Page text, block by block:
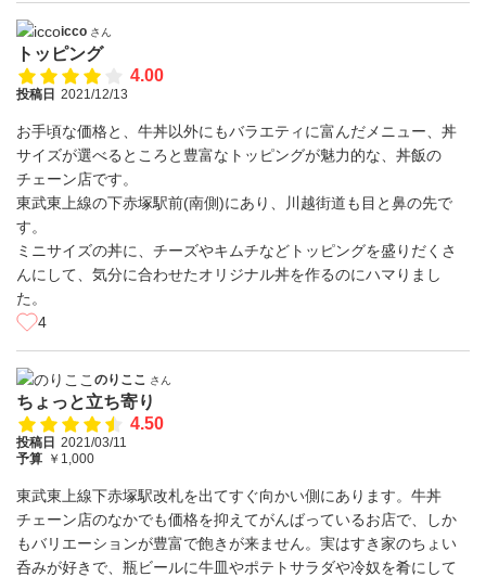
icco さん
トッピング
4.00
投稿日 2021/12/13
お手頃な価格と、牛丼以外にもバラエティに富んだメニュー、丼
サイズが選べるところと豊富なトッピングが魅力的な、丼飯の
チェーン店です。
東武東上線の下赤塚駅前(南側)にあり、川越街道も目と鼻の先で
す。
ミニサイズの丼に、チーズやキムチなどトッピングを盛りだくさ
んにして、気分に合わせたオリジナル丼を作るのにハマりまし
た。
4
のりここ さん
ちょっと立ち寄り
4.50
投稿日 2021/03/11
予算 ￥1,000
東武東上線下赤塚駅改札を出てすぐ向かい側にあります。牛丼
チェーン店のなかでも価格を抑えてがんばっているお店で、しか
もバリエーションが豊富で飽きが来ません。実はすき家のちょい
呑みが好きで、瓶ビールに牛皿やポテトサラダや冷奴を肴にして